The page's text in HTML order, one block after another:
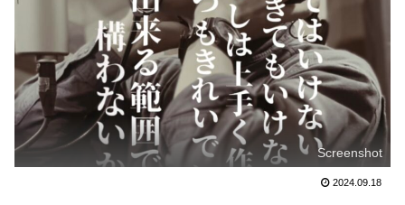
Screenshot
2024.09.18